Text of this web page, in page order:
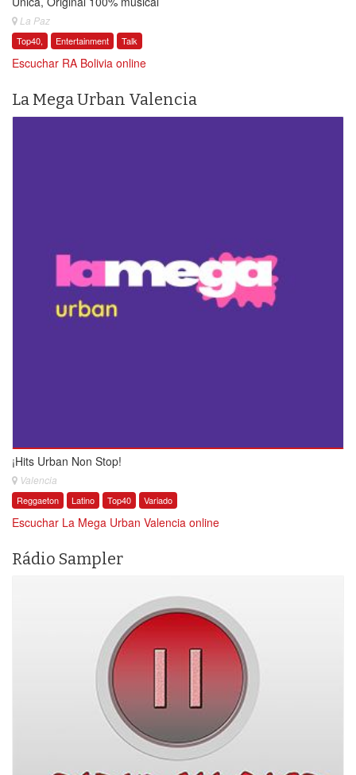
La Paz
Top40, Entertainment Talk
Escuchar RA Bolivia online
La Mega Urban Valencia
¡Hits Urban Non Stop!
Valencia
Reggaeton Latino Top40 Variado
Escuchar La Mega Urban Valencia online
Rádio Sampler